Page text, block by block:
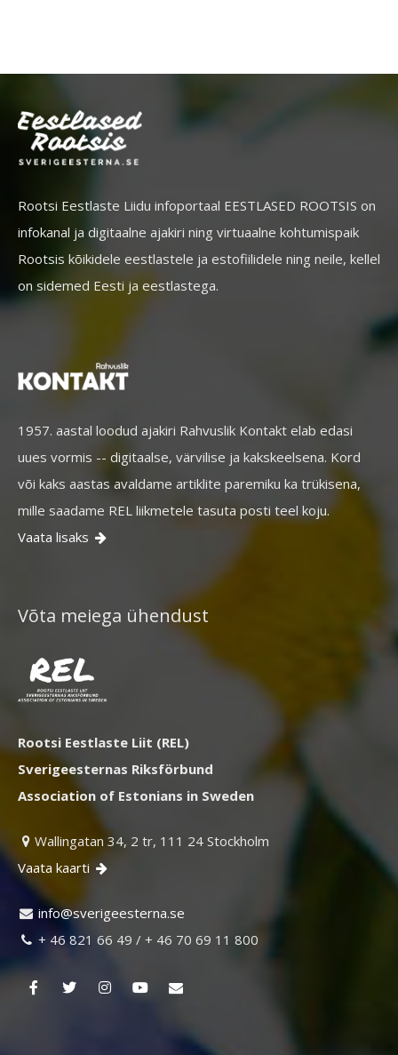
Rootsi Eestlaste Liidu infoportaal EESTLASED ROOTSIS on
infokanal ja digitaalne ajakiri ning virtuaalne kohtumispaik
Rootsis kõikidele eestlastele ja estofiilidele ning neile, kellel
on sidemed Eesti ja eestlastega.
1957. aastal loodud ajakiri Rahvuslik Kontakt elab edasi
uues vormis -- digitaalse, värvilise ja kakskeelsena. Kord
või kaks aastas avaldame artiklite paremiku ka trükisena,
mille saadame REL liikmetele tasuta posti teel koju.
Vaata lisaks 
Võta meiega ühendust
Rootsi Eestlaste Liit (REL)
Sverigeesternas Riksförbund
Association of Estonians in Sweden
 Wallingatan 34, 2 tr, 111 24 Stockholm
Vaata kaarti 
 es.an
retse
egire
vs@of
ni
 + 46 821 66 49 / + 46 70 69 11 800